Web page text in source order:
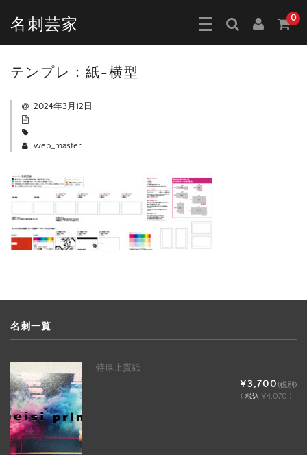
名刺芸家 0
テンプレ：紙-横型
2024年3月12日
web_master
名刺一覧
特厚上質紙
¥3,700(税別)
( 税込 ¥4,070 )